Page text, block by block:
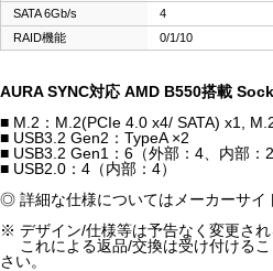
SATA 6Gb/s
4
RAID機能
0/1/10
AURA SYNC対応 AMD B550搭載
■ M.2：M.2(PCIe 4.0 x4/ SATA) x1,
■ USB3.2 Gen2：TypeA ×2
■ USB3.2 Gen1：6（外部：4、内部：2
■ USB2.0：4（内部：4）
◎ 詳細な仕様についてはメーカーサイ
※ デザイン/仕様等は予告なく変更され
これによる返品/交換は受け付ける
さい。